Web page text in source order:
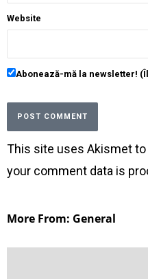
Website
Abonează-mă la newsletter!
This site uses Akismet
your comment data is
More From: General